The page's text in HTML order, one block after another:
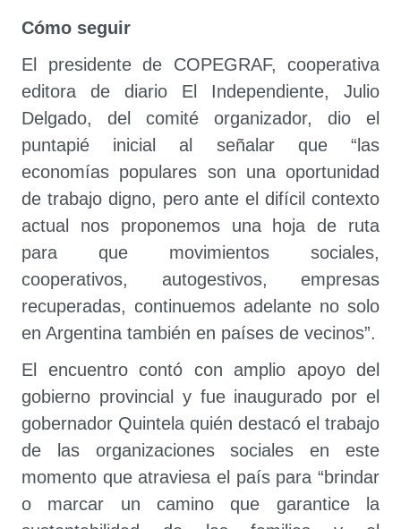
Cómo seguir
El presidente de COPEGRAF, cooperativa
editora de diario El Independiente, Julio
Delgado, del comité organizador, dio el
puntapié inicial al señalar que “las
economías populares son una oportunidad
de trabajo digno, pero ante el difícil contexto
actual nos proponemos una hoja de ruta
para que movimientos sociales,
cooperativos, autogestivos, empresas
recuperadas, continuemos adelante no solo
en Argentina también en países de vecinos”.
El encuentro contó con amplio apoyo del
gobierno provincial y fue inaugurado por el
gobernador Quintela quién destacó el trabajo
de las organizaciones sociales en este
momento que atraviesa el país para “brindar
o marcar un camino que garantice la